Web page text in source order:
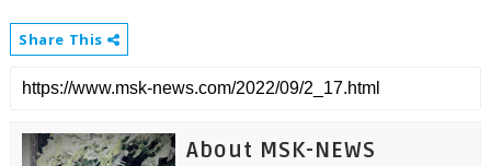
Share This
About MSK-NEWS